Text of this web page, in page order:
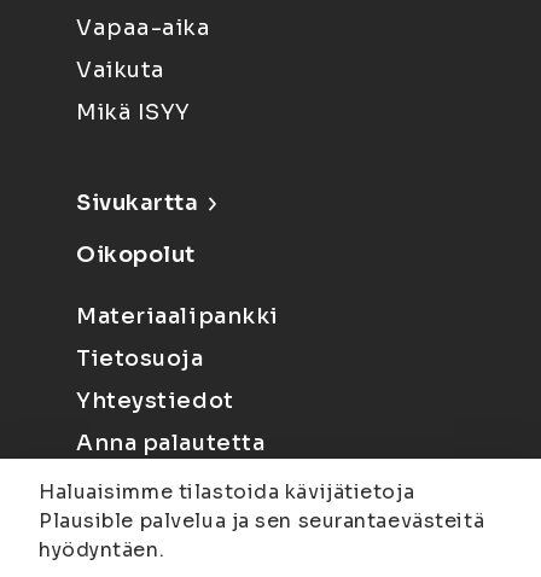
Vapaa-aika
Vaikuta
Mikä ISYY
Sivukartta
Oikopolut
Materiaalipankki
Tietosuoja
Yhteystiedot
Anna palautetta
Haluaisimme tilastoida kävijätietoja
Plausible palvelua ja sen seurantaevästeitä
hyödyntäen.